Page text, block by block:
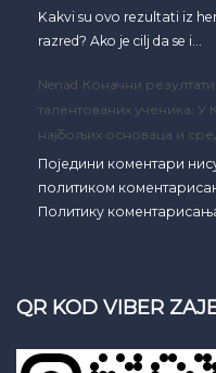
Kakvi su ovo rezultati iz
razred? Ako je cilj da se i…
Nenad Коначни
талентованих ученика: У
најбољих основаца и
Поједини коментари
политиком
Политику
QR KOD VIBER